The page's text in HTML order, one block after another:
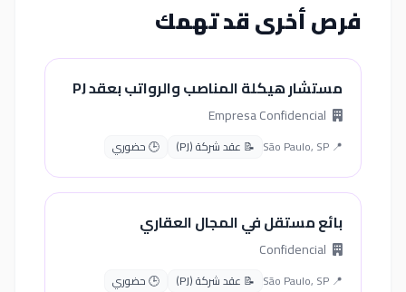
فرص أخرى قد تهمك
مستشار هيكلة المناصب والرواتب بعقد PJ
📍 São Paulo, SP 📝 عقد شركة (PJ) 🕒 حضوري
بائع مستقل في المجال العقاري
📍 São Paulo, SP 📝 عقد شركة (PJ) 🕒 حضوري